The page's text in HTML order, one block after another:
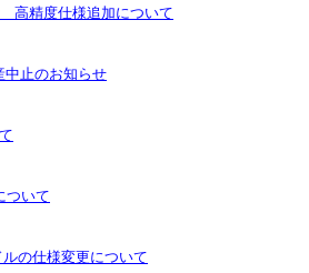
高精度仕様追加について
中止のお知らせ
ついて
の仕様変更について